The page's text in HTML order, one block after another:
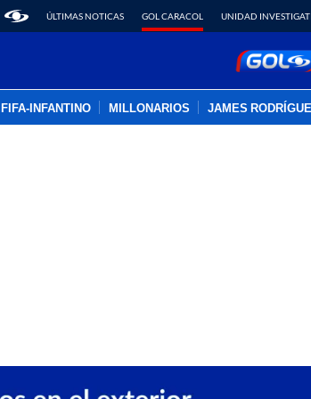
ÚLTIMAS NOTICAS GOL CARACOL UNIDAD
FIFA-INFANTINO MILLONARIOS JAMES